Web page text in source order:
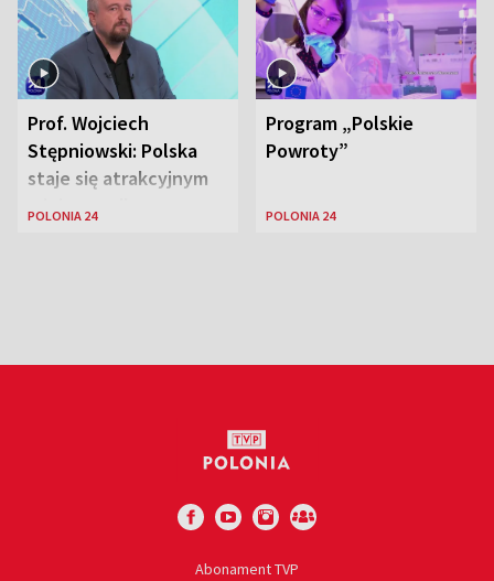
Prof. Wojciech
Stępniowski: Polska
staje się atrakcyjnym
miejscem dla
POLONIA 24
Program „Polskie
Powroty”
POLONIA 24
Abonament TVP